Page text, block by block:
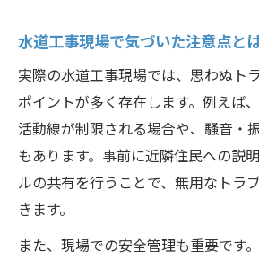
水道工事現場で気づいた注意点と
実際の水道工事現場では、思わぬト
ポイントが多く存在します。例えば
活動線が制限される場合や、騒音・
もあります。事前に近隣住民への説
ルの共有を行うことで、無用なトラ
きます。
また、現場での安全管理も重要です